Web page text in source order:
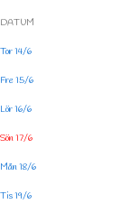
DATUM
Tor 14/6
Fre 15/6
Lör 16/6
Sön 17/6
Mån 18/6
Tis 19/6